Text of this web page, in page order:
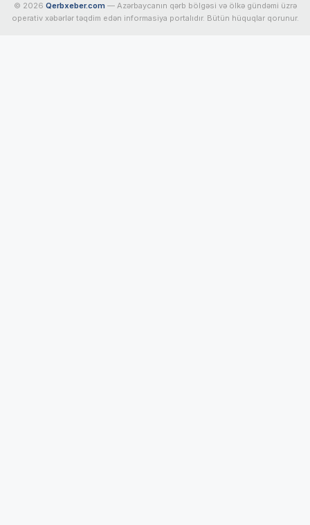
© 2026 Qerbxeber.com — Azərbaycanın qərb bölgəsi və ölkə gündəmi üzrə
operativ xəbərlər təqdim edən informasiya portalıdır. Bütün hüquqlar qorunur.